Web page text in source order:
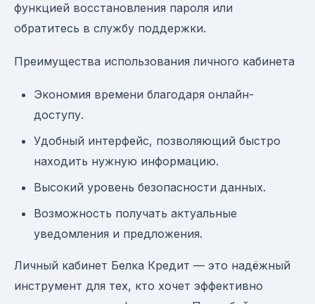
функцией восстановления пароля или
обратитесь в службу поддержки.
Преимущества использования личного кабинета
Экономия времени благодаря онлайн-
доступу.
Удобный интерфейс, позволяющий быстро
находить нужную информацию.
Высокий уровень безопасности данных.
Возможность получать актуальные
уведомления и предложения.
Личный кабинет Белка Кредит — это надёжный
инструмент для тех, кто хочет эффективно